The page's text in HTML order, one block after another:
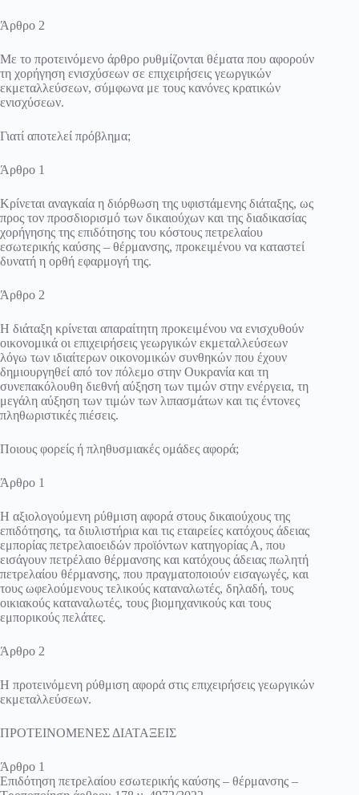
Άρθρο 2
Με το προτεινόμενο άρθρο ρυθμίζονται θέματα που αφορούν
τη χορήγηση ενισχύσεων σε επιχειρήσεις γεωργικών
εκμεταλλεύσεων, σύμφωνα με τους κανόνες κρατικών
ενισχύσεων.
Γιατί αποτελεί πρόβλημα;
Άρθρο 1
Κρίνεται αναγκαία η διόρθωση της υφιστάμενης διάταξης, ως
προς τον προσδιορισμό των δικαιούχων και της διαδικασίας
χορήγησης της επιδότησης του κόστους πετρελαίου
εσωτερικής καύσης – θέρμανσης, προκειμένου να καταστεί
δυνατή η ορθή εφαρμογή της.
Άρθρο 2
Η διάταξη κρίνεται απαραίτητη προκειμένου να ενισχυθούν
οικονομικά οι επιχειρήσεις γεωργικών εκμεταλλεύσεων
λόγω των ιδιαίτερων οικονομικών συνθηκών που έχουν
δημιουργηθεί από τον πόλεμο στην Ουκρανία και τη
συνεπακόλουθη διεθνή αύξηση των τιμών στην ενέργεια, τη
μεγάλη αύξηση των τιμών των λιπασμάτων και τις έντονες
πληθωριστικές πιέσεις.
Ποιους φορείς ή πληθυσμιακές ομάδες αφορά;
Άρθρο 1
Η αξιολογούμενη ρύθμιση αφορά στους δικαιούχους της
επιδότησης, τα διυλιστήρια και τις εταιρείες κατόχους άδειας
εμπορίας πετρελαιοειδών προϊόντων κατηγορίας Α, που
εισάγουν πετρέλαιο θέρμανσης και κατόχους άδειας πωλητή
πετρελαίου θέρμανσης, που πραγματοποιούν εισαγωγές, και
τους ωφελούμενους τελικούς καταναλωτές, δηλαδή, τους
οικιακούς καταναλωτές, τους βιομηχανικούς και τους
εμπορικούς πελάτες.
Άρθρο 2
Η προτεινόμενη ρύθμιση αφορά στις επιχειρήσεις γεωργικών
εκμεταλλεύσεων.
ΠΡΟΤΕΙΝΟΜΕΝΕΣ ΔΙΑΤΑΞΕΙΣ
Άρθρο 1
Επιδότηση πετρελαίου εσωτερικής καύσης – θέρμανσης –